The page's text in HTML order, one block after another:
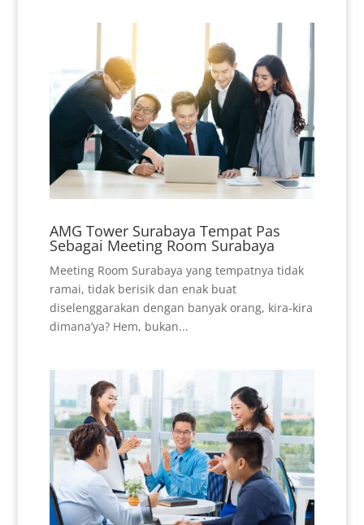
AMG Tower Surabaya Tempat Pas
Sebagai Meeting Room Surabaya
Meeting Room Surabaya yang tempatnya tidak
ramai, tidak berisik dan enak buat
diselenggarakan dengan banyak orang, kira-kira
dimana’ya? Hem, bukan...